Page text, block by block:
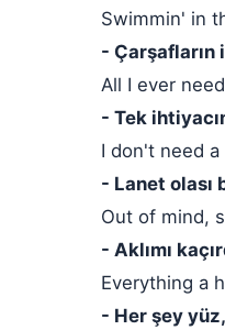
Swimmin' in
- Çarşafların
All I ever
- Tek
I don't need
- Lanet olası
Out of mind,
- Aklımı
Everything a
- Her şey